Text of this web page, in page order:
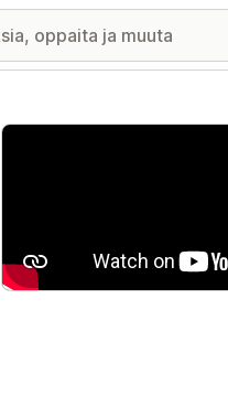
Esittelykuvagalleria